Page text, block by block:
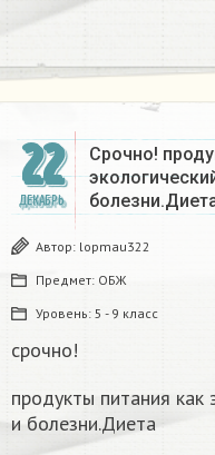
22
ДЕКАБРЬ
Срочно!
Автор: lopmau322
Предмет: ОБЖ
Уровень: 5 - 9 класс
срочно!
продукты питания как
и болезни.Диета